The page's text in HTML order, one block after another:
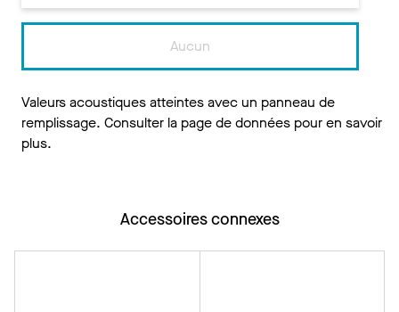
Aucun
Valeurs acoustiques atteintes avec un panneau de
remplissage. Consulter la page de données pour en savoir
plus.
Accessoires connexes